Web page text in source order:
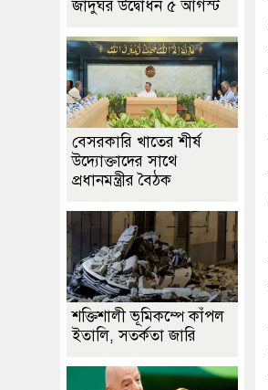
জাদুঘর উদ্বোধন ৫ আগস্ট
বেসরকারি খাতের শীর্ষ
উদ্যোক্তাদের সাথে
প্রধানমন্ত্রীর বৈঠক
শক্তিশালী ভূমিকম্পে কাঁপল
ইতালি, সতর্কতা জারি